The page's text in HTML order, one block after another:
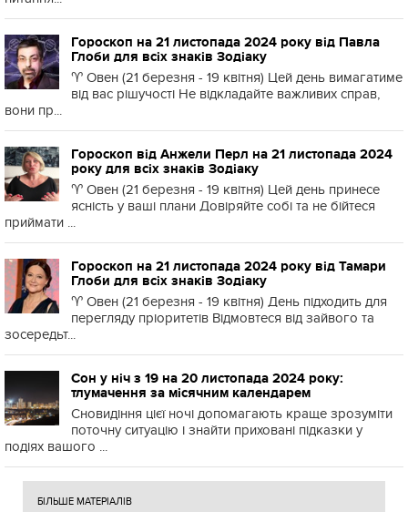
Гороскоп на 21 листопада 2024 року від Павла
Глоби для всіх знаків Зодіаку
♈️ Овен (21 березня - 19 квітня) Цей день вимагатиме
від вас рішучості Не відкладайте важливих справ,
вони пр...
Гороскоп від Анжели Перл на 21 листопада 2024
року для всіх знаків Зодіаку
♈️ Овен (21 березня - 19 квітня) Цей день принесе
ясність у ваші плани Довіряйте собі та не бійтеся
приймати ...
Гороскоп на 21 листопада 2024 року від Тамари
Глоби для всіх знаків Зодіаку
♈️ Овен (21 березня - 19 квітня) День підходить для
перегляду пріоритетів Відмовтеся від зайвого та
зосередьт...
Сон у ніч з 19 на 20 листопада 2024 року:
тлумачення за місячним календарем
Сновидіння цієї ночі допомагають краще зрозуміти
поточну ситуацію і знайти приховані підказки у
подіях вашого ...
БІЛЬШЕ МАТЕРІАЛІВ